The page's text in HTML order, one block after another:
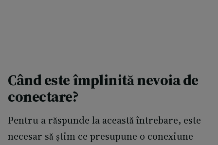
Când este împlinită nevoia de
conectare?
Pentru a răspunde la această întrebare, este
necesar să știm ce presupune o conexiune